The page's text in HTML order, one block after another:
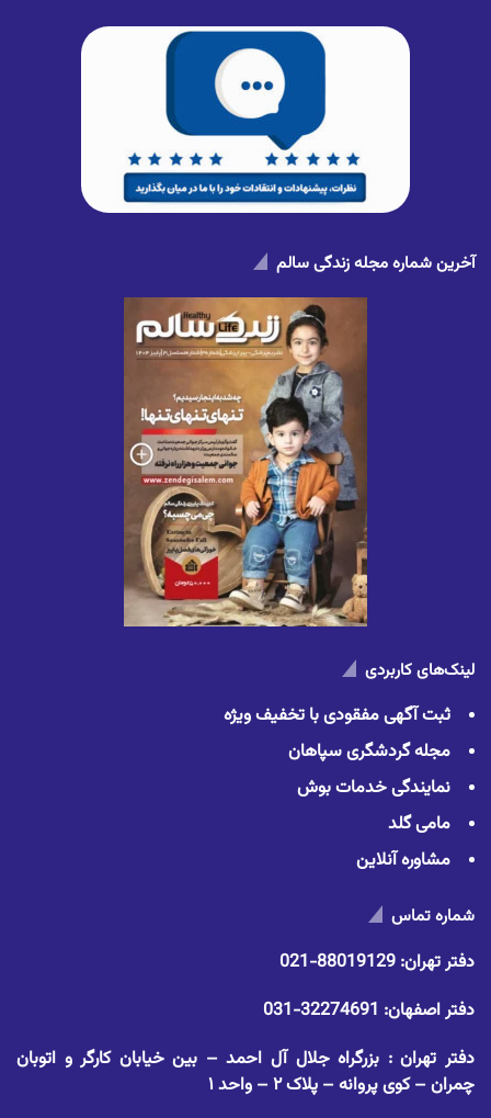
آخرین شماره مجله زندگی سالم
لینک‌های کاربردی
ثبت آگهی مفقودی با تخفیف ویژه
مجله گردشگری سپاهان
نمایندگی خدمات بوش
مامی گلد
مشاوره آنلاین
شماره تماس
دفتر تهران: 88019129-021
دفتر اصفهان: 32274691-031
دفتر تهران : بزرگراه جلال آل احمد – بین خیابان کارگر و اتوبان
چمران – کوی پروانه – پلاک ۲ – واحد ۱